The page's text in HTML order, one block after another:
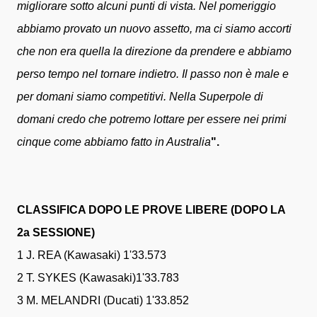
migliorare sotto alcuni punti di vista. Nel pomeriggio
abbiamo provato un nuovo assetto, ma ci siamo accorti
che non era quella la direzione da prendere e abbiamo
perso tempo nel tornare indietro. Il passo non è male e
per domani siamo competitivi. Nella Superpole di
domani credo che potremo lottare per essere nei primi
cinque come abbiamo fatto in Australia".
CLASSIFICA DOPO LE PROVE LIBERE (DOPO LA
2a SESSIONE)
1 J. REA (Kawasaki) 1'33.573
2 T. SYKES (Kawasaki)1'33.783
3 M. MELANDRI (Ducati) 1'33.852